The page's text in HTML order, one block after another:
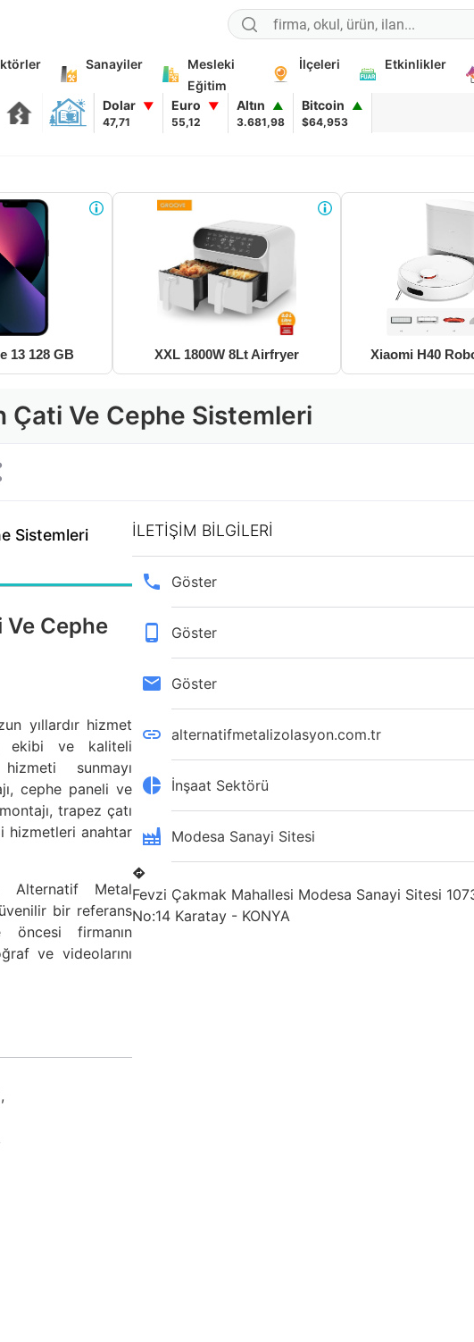
Sanayiler
Mesleki
Eğitim
İlçeleri Etkinlikler
Dolar ▼
47,71
Euro ▼
55,12
Altın
▲
3.681,98
Bitcoin
▲
$64,953
13 128 GB XXL 1800W 8Lt Airfryer Xiaomi H40
Ve Cephe Sistemleri
Sistemleri
Cephe
yıllardır hizmet
ekibi ve kaliteli
sunmayı
cephe paneli ve
trapez çatı
hizmetleri anahtar
Alternatif Metal
bir referans
firmanın
ve videolarını
İLETİŞİM BİLGİLERİ
Göster
Göster
Göster
alternatifmetalizolasyon.com.tr
İnşaat Sektörü
Modesa Sanayi Sitesi
Fevzi Çakmak Mahallesi Modesa Sanayi Sitesi
No:14 Karatay - KONYA